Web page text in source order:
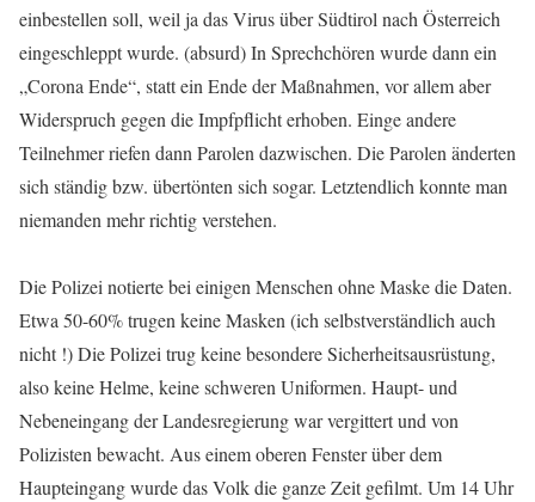
einbestellen soll, weil ja das Virus über Südtirol nach Österreich
eingeschleppt wurde. (absurd) In Sprechchören wurde dann ein
„Corona Ende“, statt ein Ende der Maßnahmen, vor allem aber
Widerspruch gegen die Impfpflicht erhoben. Einge andere
Teilnehmer riefen dann Parolen dazwischen. Die Parolen änderten
sich ständig bzw. übertönten sich sogar. Letztendlich konnte man
niemanden mehr richtig verstehen.
Die Polizei notierte bei einigen Menschen ohne Maske die Daten.
Etwa 50-60% trugen keine Masken (ich selbstverständlich auch
nicht !) Die Polizei trug keine besondere Sicherheitsausrüstung,
also keine Helme, keine schweren Uniformen. Haupt- und
Nebeneingang der Landesregierung war vergittert und von
Polizisten bewacht. Aus einem oberen Fenster über dem
Haupteingang wurde das Volk die ganze Zeit gefilmt. Um 14 Uhr